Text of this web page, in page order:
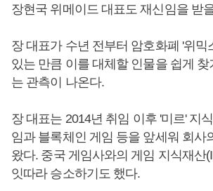
장현국 위메이드 대표도 재신임을 받
장 대표가 수년 전부터 암호화폐 '위믹
있는 만큼 이를 대체할 인물을 쉽게
는 관측이 나온다.
장 대표는 2014년 취임 이후 '미르' 지
임과 블록체인 게임 등을 앞세워 회사
왔다. 중국 게임사와의 게임 지식재산
잇따라 승소하기도 했다.